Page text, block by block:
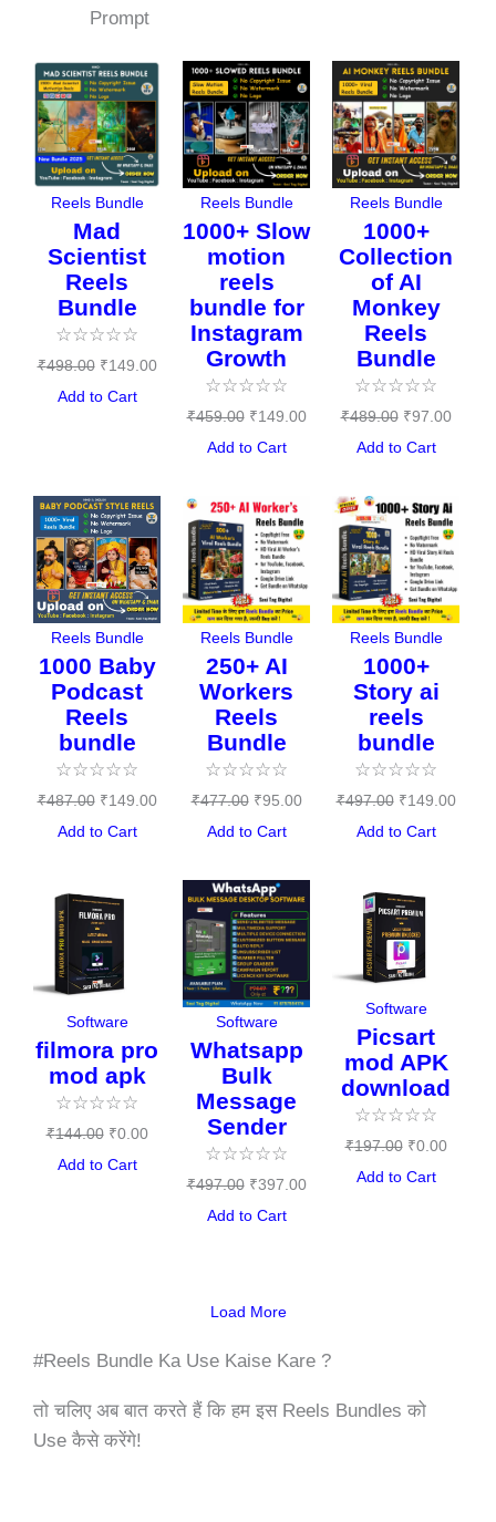
Prompt
Reels Bundle
Mad
Scientist
Reels
Bundle
☆☆☆☆☆
₹498.00
Original
price
was:
₹498.00.
₹149.00
Current
price
₹149.00.
Add to Cart
Reels Bundle
1000+ Slow
motion
reels
bundle for
Instagram
Growth
☆☆☆☆☆
₹459.00
Original
price
was:
₹459.00.
₹149.00
Current
price
is:
₹149.00.
Add to Cart
Reels Bundle
1000+
Collection
of AI
Monkey
Reels
Bundle
☆☆☆☆☆
₹489.00
Original
price
was:
₹489.00.
₹97.00
price
is:
Add to Cart
Reels Bundle
1000 Baby
Podcast
Reels
bundle
☆☆☆☆☆
₹487.00
Original
price
was:
₹487.00.
₹149.00
Current
price
is:
₹149.00.
Add to Cart
Reels Bundle
250+ AI
Workers
Reels
Bundle
☆☆☆☆☆
₹477.00
Original
price
was:
₹477.00.
₹95.00
Current
price
is:
₹95.00.
Add to Cart
Reels Bundle
1000+
Story ai
reels
bundle
☆☆☆☆☆
₹497.00
Original
price
was:
₹497.00.
₹149.00
Add to Cart
Software
filmora pro
mod apk
☆☆☆☆☆
₹144.00
Original
price
₹144.00.
₹0.00
Current
₹0.00.
Add to Cart
Software
Whatsapp
Bulk
Message
Sender
☆☆☆☆☆
₹497.00
Original
price
was:
₹497.00.
₹397.00
Current
price
₹397.00.
Add to Cart
Software
Picsart
mod APK
download
☆☆☆☆☆
₹197.00
Original
price
was:
₹197.00.
₹0.00
Add to Cart
Load More
#Reels Bundle Ka Use Kaise Kare ?
तो चलिए अब बात करते हैं कि हम इस Reels Bundles को
Use कैसे करेंगे!